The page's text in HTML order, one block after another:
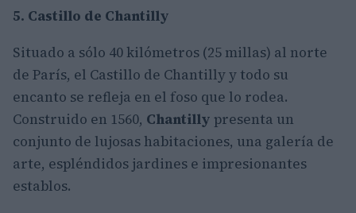
5. Castillo de Chantilly
Situado a sólo 40 kilómetros (25 millas) al norte
de París, el Castillo de Chantilly y todo su
encanto se refleja en el foso que lo rodea.
Construido en 1560, Chantilly presenta un
conjunto de lujosas habitaciones, una galería de
arte, espléndidos jardines e impresionantes
establos.